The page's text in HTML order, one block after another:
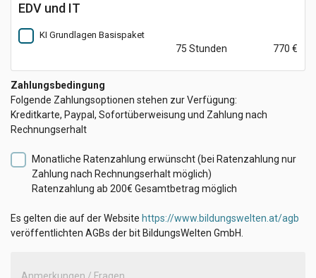
EDV und IT
KI Grundlagen Basispaket
75 Stunden 770 €
Zahlungsbedingung
Folgende Zahlungsoptionen stehen zur Verfügung:
Kreditkarte, Paypal, Sofortüberweisung und Zahlung nach
Rechnungserhalt
Monatliche Ratenzahlung erwünscht(bei Ratenzahlung nur
Zahlung nach Rechnungserhalt möglich)
Ratenzahlung ab 200€ Gesamtbetrag möglich
Es gelten die auf der Website https://www.bildungswelten.at/agb
veröffentlichten AGBs der bit BildungsWelten GmbH.